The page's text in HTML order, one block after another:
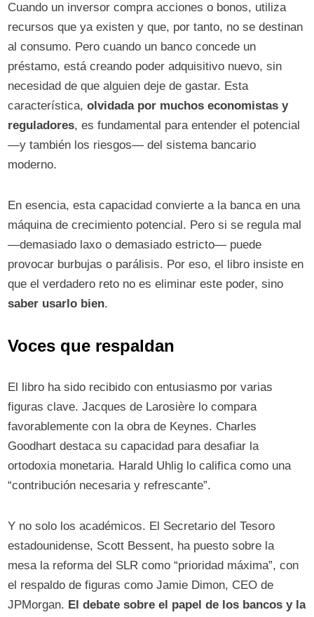
Cuando un inversor compra acciones o bonos, utiliza
recursos que ya existen y que, por tanto, no se destinan
al consumo. Pero cuando un banco concede un
préstamo, está creando poder adquisitivo nuevo, sin
necesidad de que alguien deje de gastar. Esta
característica,olvidada por muchos economistas y
reguladores, es fundamental para entender el potencial
—y también los riesgos— del sistema bancario
moderno.
En esencia, esta capacidad convierte a la banca en una
máquina de crecimiento potencial. Pero si se regula mal
—demasiado laxo o demasiado estricto— puede
provocar burbujas o parálisis. Por eso, el libro insiste en
que el verdadero reto no es eliminar este poder, sino
saber usarlo bien.
Voces que respaldan
El libro ha sido recibido con entusiasmo por varias
figuras clave. Jacques de Larosière lo compara
favorablemente con la obra de Keynes. Charles
Goodhart destaca su capacidad para desafiar la
ortodoxia monetaria. Harald Uhlig lo califica como una
“contribución necesaria y refrescante”.
Y no solo los académicos. El Secretario del Tesoro
estadounidense, Scott Bessent, ha puesto sobre la
mesa la reforma del SLR como “prioridad máxima”, con
el respaldo de figuras como Jamie Dimon, CEO de
JPMorgan. El debate sobre el papel de los bancos y la